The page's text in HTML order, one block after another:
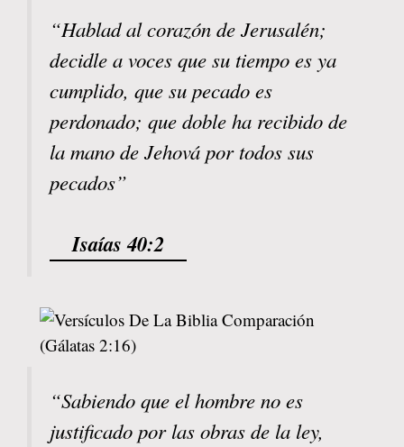
“Hablad al corazón de Jerusalén;
decidle a voces que su tiempo es ya
cumplido, que su pecado es
perdonado; que doble ha recibido de
la mano de Jehová por todos sus
pecados”
Isaías 40:2
“Sabiendo que el hombre no es
justificado por las obras de la ley,